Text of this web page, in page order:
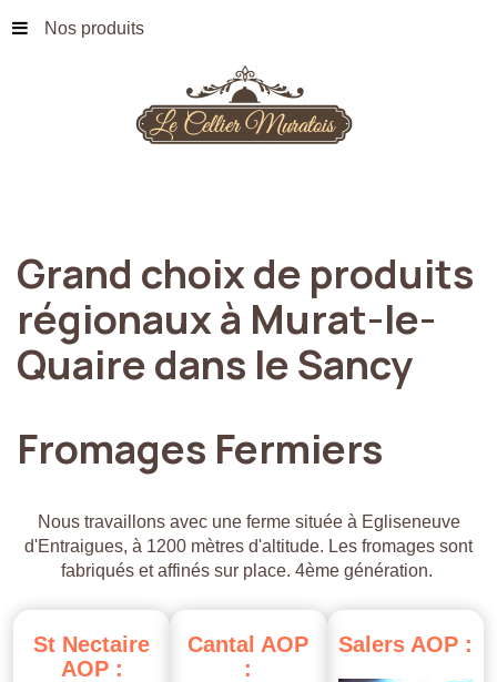
Nos produits
Grand choixde produits
régionauxà Murat-le-
Quairedans leSancy
Fromages Fermiers
Nous travaillons avec une ferme située à Egliseneuve
d'Entraigues, à 1200 mètres d'altitude. Les fromages sont
fabriqués et affinés sur place. 4ème génération.
St Nectaire
AOP :
Cantal AOP
:
Salers AOP :